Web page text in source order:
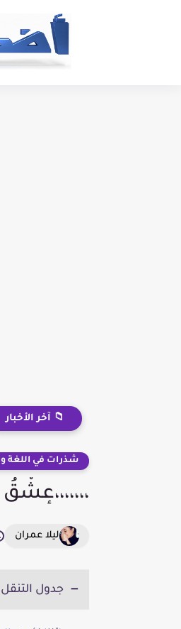
📁 آخر الأخبار
شذرات في اللغة
ليلا عمران
جدول التنقل